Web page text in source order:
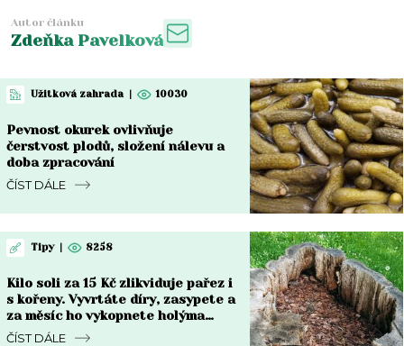
Autor článku
Zdeňka Pavelková
Užitková zahrada 10030
Pevnost okurek ovlivňuje
čerstvost plodů, složení nálevu a
doba zpracování
ČÍST DÁLE
Tipy 8258
Kilo soli za 15 Kč zlikviduje pařez i
s kořeny. Vyvrtáte díry, zasypete a
za měsíc ho vykopnete holýma
rukama
ČÍST DÁLE